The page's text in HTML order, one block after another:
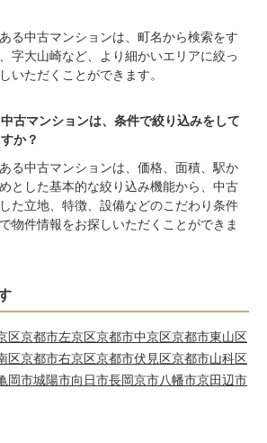
る中古マンションは、町名から検索をす
字大山崎など、より細かいエリアに絞っ
いただくことができます。
古マンションは、条件で絞り込みをして
か？
る中古マンションは、価格、面積、駅か
とした基本的な絞り込み機能から、中古
た立地、特徴、設備などのこだわり条件
物件情報をお探しいただくことができま
区京都市左京区京都市中京区京都市東山区
区京都市右京区京都市伏見区京都市山科区
岡市城陽市向日市長岡京市八幡市京田辺市